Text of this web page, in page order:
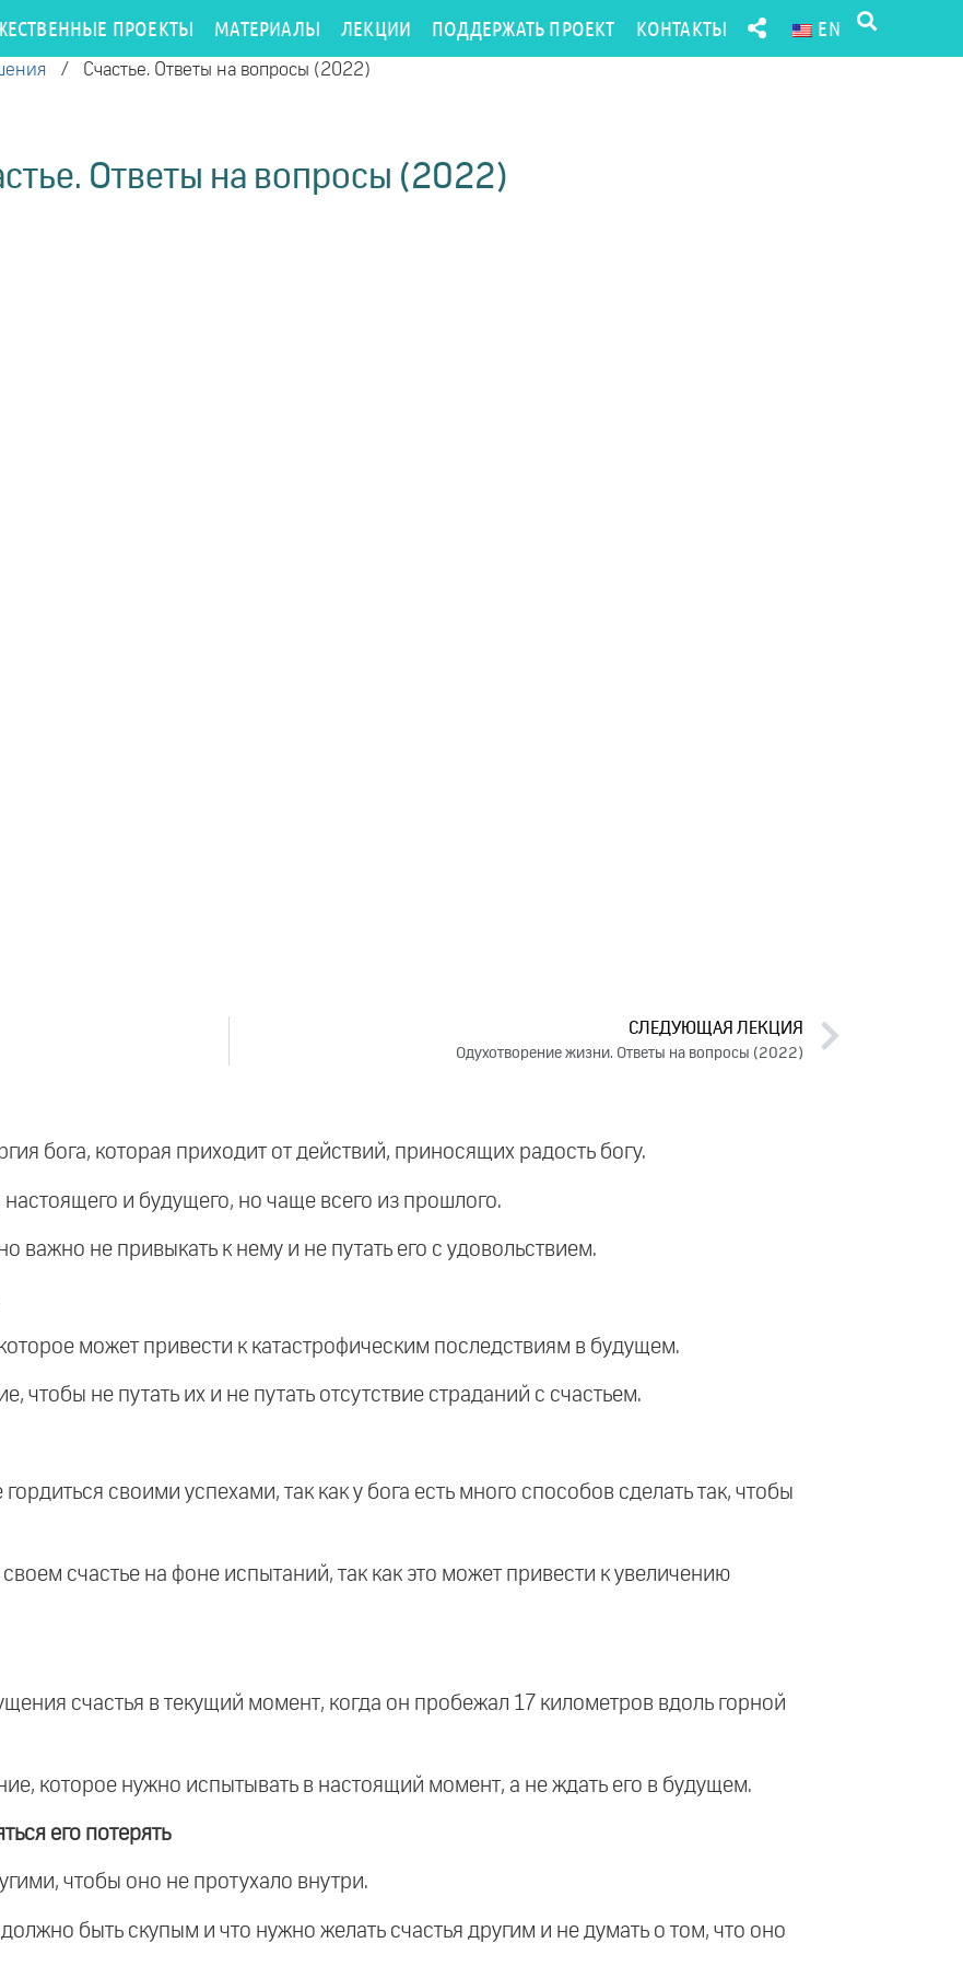
ПРОЕКТЫ МАТЕРИАЛЫ ЛЕКЦИИ ПОДДЕРЖАТЬ ПРОЕКТ КОНТАКТЫ EN
/ Счастье. Ответы на вопросы (2022)
Ответы на вопросы (2022)
СЛЕДУЮЩАЯ ЛЕКЦИЯ
Одухотворение жизни. Ответы на вопросы (2022)
бога, которая приходит от действий, приносящих радость богу.
и будущего, но чаще всего из прошлого.
важно не привыкать к нему и не путать его с удовольствием.
может привести к катастрофическим последствиям в будущем.
чтобы не путать их и не путать отсутствие страданий с счастьем.
своими успехами, так как у бога есть много способов сделать так, чтобы
счастье на фоне испытаний, так как это может привести к увеличению
счастья в текущий момент, когда он пробежал 17 километров вдоль горной
которое нужно испытывать в настоящий момент, а не ждать его в будущем.
его потерять
чтобы оно не протухало внутри.
быть скупым и что нужно желать счастья другим и не думать о том, что оно